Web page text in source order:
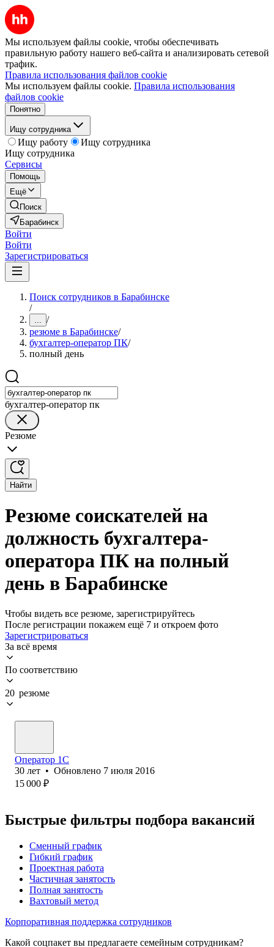
Мы используем файлы cookie, чтобы обеспечивать
правильную работу нашего веб-сайта и анализировать сетевой
трафик.
Правила использования файлов cookie
Мы используем файлы cookie. Правила использования
файлов cookie
Понятно
Ищу сотрудника
Ищу работу
Ищу сотрудника
Ищу сотрудника
Сервисы
Помощь
Ещё
Поиск
Барабинск
Войти
Войти
Зарегистрироваться
Поиск сотрудников в Барабинске
/
... /
резюме в Барабинске/
бухгалтер-оператор ПК/
полный день
бухгалтер-оператор пк
Резюме
Найти
Резюме соискателей на
должность бухгалтера-
оператора ПК на полный
день в Барабинске
Чтобы видеть все резюме, зарегистрируйтесь
После регистрации покажем ещё 7 и откроем фото
Зарегистрироваться
За всё время
По соответствию
20 резюме
Оператор 1C
30 лет • Обновлено 7 июля 2016
15 000 ₽
Быстрые фильтры подбора вакансий
Сменный график
Гибкий график
Проектная работа
Частичная занятость
Полная занятость
Вахтовый метод
Корпоративная поддержка сотрудников
Какой соцпакет вы предлагаете семейным сотрудникам?